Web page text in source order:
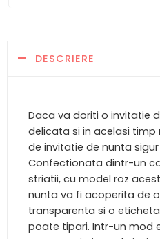
DESCRIERE
Daca va doriti o invitatie
delicata si in acelasi
de invitatie de nunta
Confectionata dintr-un
striatii, cu model roz
nunta va fi acoperita de
transparenta si o
poate tipari. Intr-un mod